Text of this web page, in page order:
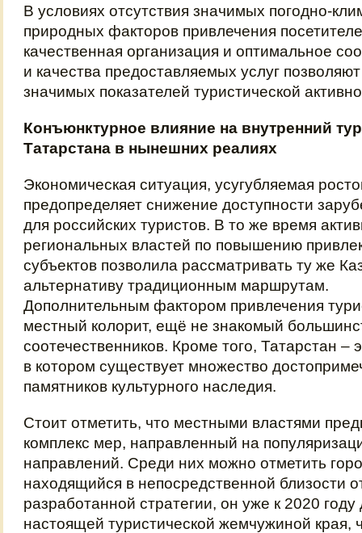
В условиях отсутствия значимых погодно-
природных факторов привлечения
качественная организация и оптимальное
и качества предоставляемых услуг
значимых показателей туристической
Конъюнктурное влияние на внутренний
Татарстана в нынешних реалиях
Экономическая ситуация, усугубляемая
предопределяет снижение доступности
для российских туристов. В то же время
региональных властей по повышению
субъектов позволила рассматривать ту же
альтернативу традиционным маршрутам.
Дополнительным фактором привлечения
местный колорит, ещё не знакомый
соотечественников. Кроме того, Татарстан –
в котором существует множество
памятников культурного наследия.
Стоит отметить, что местными властями
комплекс мер, направленный на
направлений. Среди них можно отметить
находящийся в непосредственной близости
разработанной стратегии, он уже к 2020
настоящей туристической жемчужиной края,